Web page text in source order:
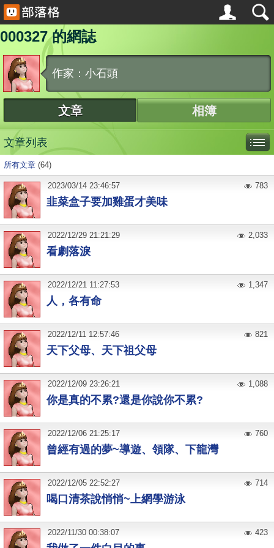
000327 的網誌
作家：小石頭
文章 相簿
文章列表
所有文章 (64)
韭菜盒子要加雞蛋才美味
2023/03/14 23:46:57 783
看劇落淚
2022/12/29 21:21:29 2,033
人，各有命
2022/12/21 11:27:53 1,347
天下父母、天下祖父母
2022/12/11 12:57:46 821
你是真的不累?還是你說你不累?
2022/12/09 23:26:21 1,088
曾經有過的夢~導遊、領隊、下龍灣
2022/12/06 21:25:17 760
喝口清茶說悄悄~上網學游泳
2022/12/05 22:52:27 714
2022/11/30 00:38:07 423